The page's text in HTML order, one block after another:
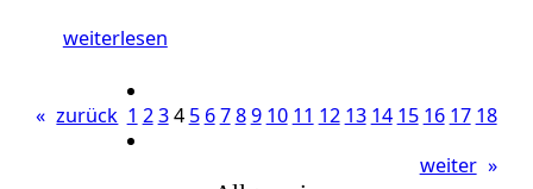
weiterlesen
« zurück 1 234 5 6789 10 11 12 13 14 15 16 17 18
weiter »